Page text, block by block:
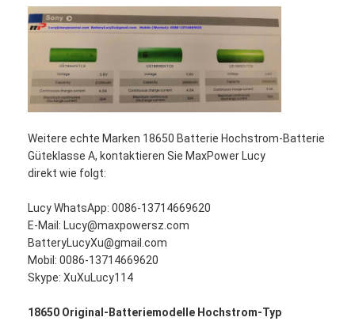
Primärlithium-batterie
hybride Autobatterie
Weitere echte Marken 18650 Batterie Hochstrom-Batterie
Güteklasse A, kontaktieren Sie MaxPower Lucy
direkt wie folgt:
Lucy WhatsApp: 0086-13714669620
E-Mail: Lucy@maxpowersz.com
BatteryLucyXu@gmail.com
Mobil: 0086-13714669620
Skype: XuXuLucy114
18650 Original-Batteriemodelle Hochstrom-Typ